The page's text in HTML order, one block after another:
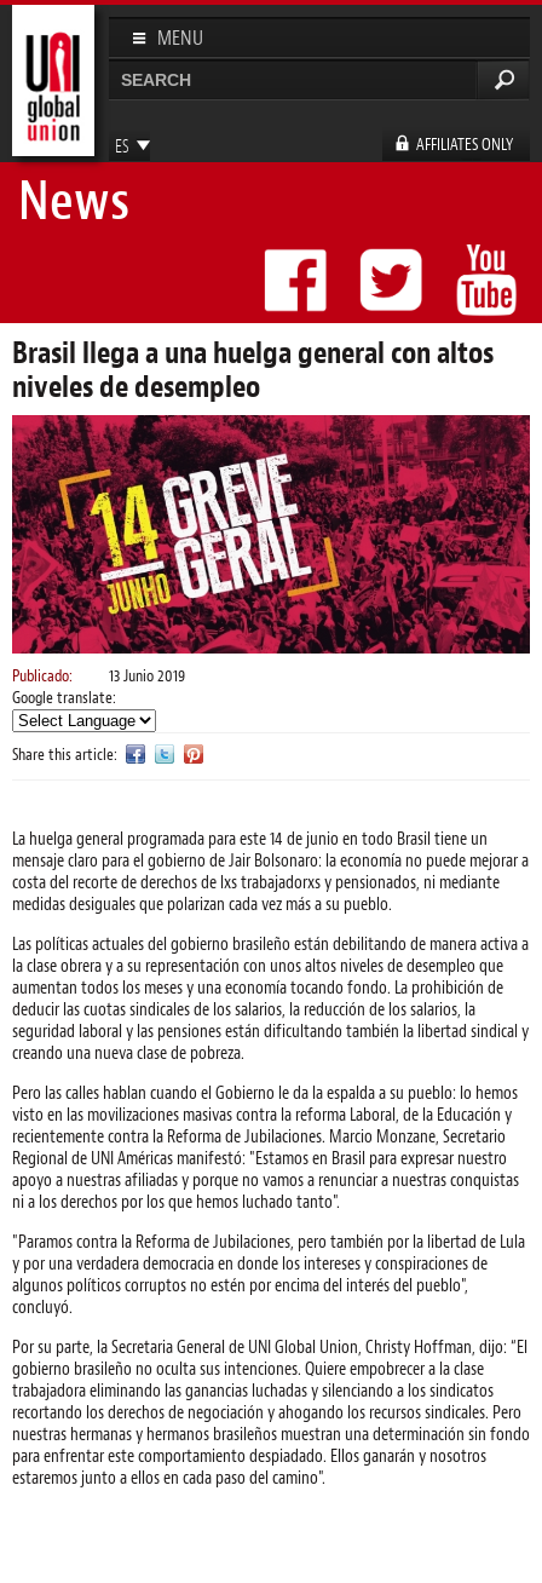
Pasar al
contenido
principal
MENU
ES
EN
FR
AFFILIATES ONLY
Formulario de búsqueda
News
Brasil llega a una huelga general con altos
niveles de desempleo
Publicado:
13 Junio 2019
Google translate:
Share this article:
La huelga general programada para este 14 de junio en todo Brasil tiene un
mensaje claro para el gobierno de Jair Bolsonaro: la economía no puede mejorar a
costa del recorte de derechos de lxs trabajadorxs y pensionados, ni mediante
medidas desiguales que polarizan cada vez más a su pueblo.
Las políticas actuales del gobierno brasileño están debilitando de manera activa a
la clase obrera y a su representación con unos altos niveles de desempleo que
aumentan todos los meses y una economía tocando fondo. La prohibición de
deducir las cuotas sindicales de los salarios, la reducción de los salarios, la
seguridad laboral y las pensiones están dificultando también la libertad sindical y
creando una nueva clase de pobreza.
Pero las calles hablan cuando el Gobierno le da la espalda a su pueblo: lo hemos
visto en las movilizaciones masivas contra la reforma Laboral, de la Educación y
recientemente contra la Reforma de Jubilaciones. Marcio Monzane, Secretario
Regional de UNI Américas manifestó: "Estamos en Brasil para expresar nuestro
apoyo a nuestras afiliadas y porque no vamos a renunciar a nuestras conquistas
ni a los derechos por los que hemos luchado tanto".
"Paramos contra la Reforma de Jubilaciones, pero también por la libertad de Lula
y por una verdadera democracia en donde los intereses y conspiraciones de
algunos políticos corruptos no estén por encima del interés del pueblo",
concluyó.
Por su parte, la Secretaria General de UNI Global Union, Christy Hoffman, dijo: “El
gobierno brasileño no oculta sus intenciones. Quiere empobrecer a la clase
trabajadora eliminando las ganancias luchadas y silenciando a los sindicatos
recortando los derechos de negociación y ahogando los recursos sindicales. Pero
nuestras hermanas y hermanos brasileños muestran una determinación sin fondo
para enfrentar este comportamiento despiadado. Ellos ganarán y nosotros
estaremos junto a ellos en cada paso del camino".